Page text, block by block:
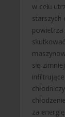
w celu
starszych
się
za